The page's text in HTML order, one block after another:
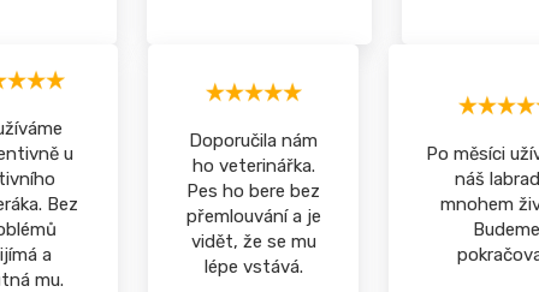
u
Bez
a
mu.
Doporučila nám
ho veterinářka.
Pes ho bere bez
přemlouvání a je
vidět, že se mu
lépe vstává.
Po měsíci
náš
mnohem
Budeme